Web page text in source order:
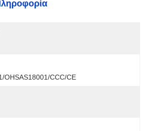
OHSAS18001/CCC/CE